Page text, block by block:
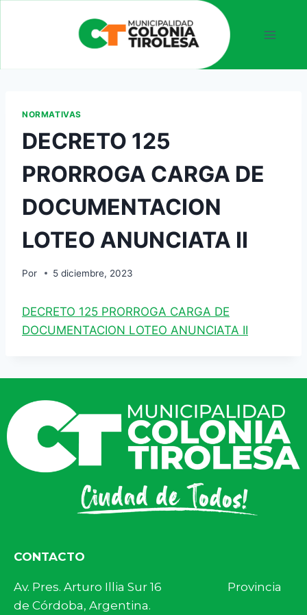
NORMATIVAS
DECRETO 125
PRORROGA CARGA DE
DOCUMENTACION
LOTEO ANUNCIATA II
Por 5 diciembre, 2023
DECRETO 125 PRORROGA CARGA DE
DOCUMENTACION LOTEO ANUNCIATA II
CONTACTO
Av. Pres. Arturo Illia Sur 16 Provincia
de Córdoba, Argentina.